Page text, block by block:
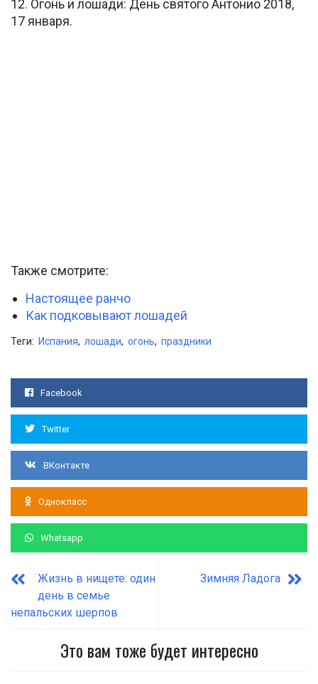
12. Огонь и лошади: День святого Антонио 2018,
17 января.
Также смотрите:
Настоящее ранчо
Как подковывают лошадей
Теги: Испания, лошади, огонь, праздники
Facebook
Twitter
ВКонтакте
Однокласс
Whatsapp
Жизнь в нищете: один
день в семье
непальских шерпов
Зимняя Ладога
Это вам тоже будет интересно